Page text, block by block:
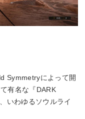
Symmetryによって開
有名な『DARK
いわゆるソウルライ